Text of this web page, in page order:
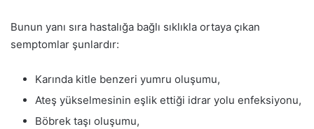
Bunun yanı sıra hastalığa bağlı sıklıkla ortaya çıkan
semptomlar şunlardır:
Karında kitle benzeri yumru oluşumu,
Ateş yükselmesinin eşlik ettiği idrar yolu enfeksiyonu,
Böbrek taşı oluşumu,